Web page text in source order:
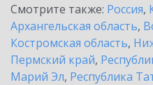
Смотрите также: Россия,
Архангельская область,
Костромская область,
Пермский край,
Марий Эл, Республика